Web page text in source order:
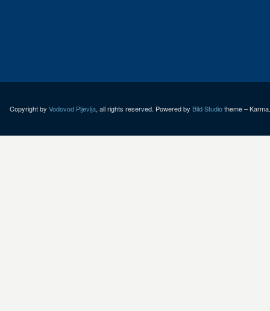
Copyright by Vodovod Pljevlja, all rights reserved. Powered by Bild Studiotheme – Karma.